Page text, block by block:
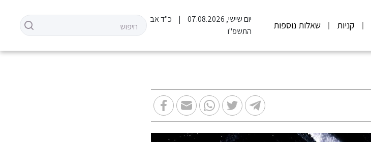
קניות שאלות נוספות
יום שישי, 07.08.2026
כ"ד אב
התשפ"ו